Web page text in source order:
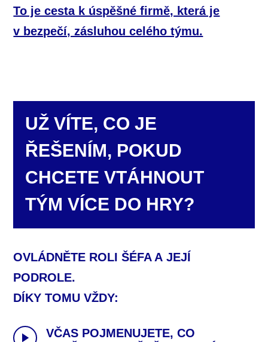
To je cesta k úspěšné firmě, která je
v bezpečí, zásluhou celého týmu.
UŽ VÍTE, CO JE
ŘEŠENÍM, POKUD
CHCETE VTÁHNOUT
TÝM VÍCE DO HRY?
OVLÁDNĚTE ROLI ŠÉFA A JEJÍ
PODROLE.
DÍKY TOMU VŽDY:
VČAS POJMENUJETE, CO